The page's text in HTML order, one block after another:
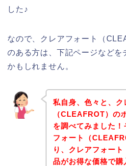
した♪
なので、クレアフォート（
のある方は、下記ページなどを
かもしれません。
私自身、色々と、ク
（CLEAFROT）の
を調べてみました
フォート（
り、クレアフォー
品がお得な価格で